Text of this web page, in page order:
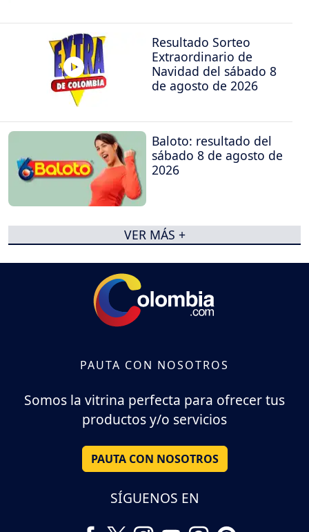
Resultado Sorteo
Extraordinario de
Navidad del sábado 8
de agosto de 2026
Baloto: resultado del
sábado 8 de agosto de
2026
VER MÁS +
PAUTA CON NOSOTROS
Somos la vitrina perfecta para ofrecer tus
productos y/o servicios
PAUTA CON NOSOTROS
SÍGUENOS EN